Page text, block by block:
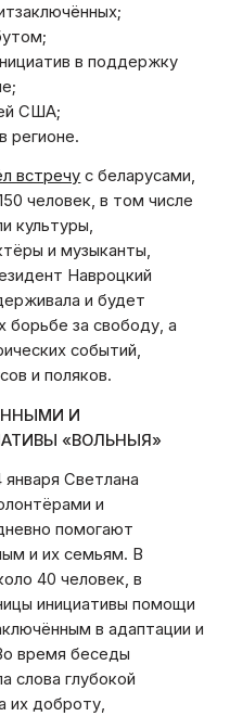
в поддержку
США;
регионе.
встречу с беларусами,
человек, в том числе
культуры,
и музыканты,
Навроцкий
и будет
борьбе за свободу, а
событий,
и поляков.
И
«ВОЛЬНЫЯ»
Светлана
и
помогают
и их семьям. В
40 человек, в
инициативы помощи
в адаптации и
время беседы
слова глубокой
их доброту,